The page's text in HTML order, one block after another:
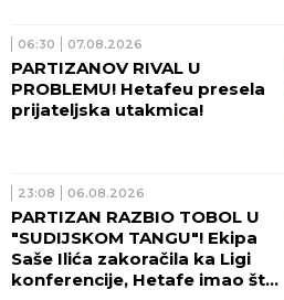
06:30 07.08.2026
PARTIZANOV RIVAL U
PROBLEMU! Hetafeu presela
prijateljska utakmica!
23:08 06.08.2026
PARTIZAN RAZBIO TOBOL U
"SUDIJSKOM TANGU"! Ekipa
Saše Ilića zakoračila ka Ligi
konferencije, Hetafe imao šta